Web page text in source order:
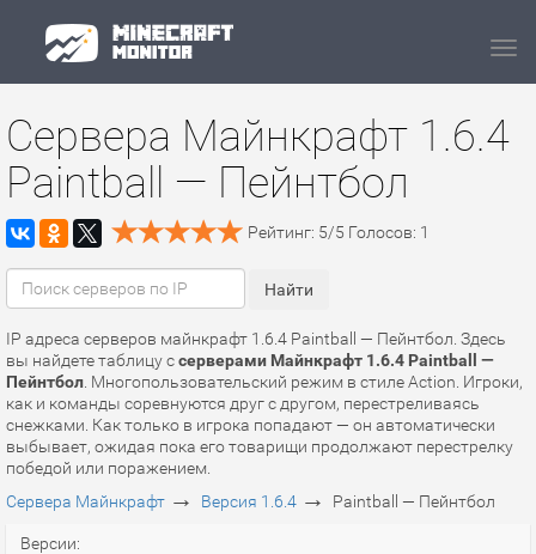
Сервера Майнкрафт 1.6.4
Paintball — Пейнтбол
Рейтинг: 5/5 Голосов: 1
IP адреса серверов майнкрафт 1.6.4 Paintball — Пейнтбол. Здесь
вы найдете таблицу ссерверами Майнкрафт 1.6.4 Paintball —
Пейнтбол . Многопользовательский режим в стиле Action. Игроки,
как и команды соревнуются друг с другом, перестреливаясь
снежками. Как только в игрока попадают — он автоматически
выбывает, ожидая пока его товарищи продолжают перестрелку
победой или поражением.
Сервера Майнкрафт → Версия 1.6.4 → Paintball — Пейнтбол
Версии: